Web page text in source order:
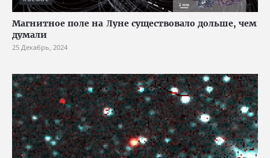
Магнитное поле на Луне существовало дольше, чем
думали
25 Декабрь, 2024